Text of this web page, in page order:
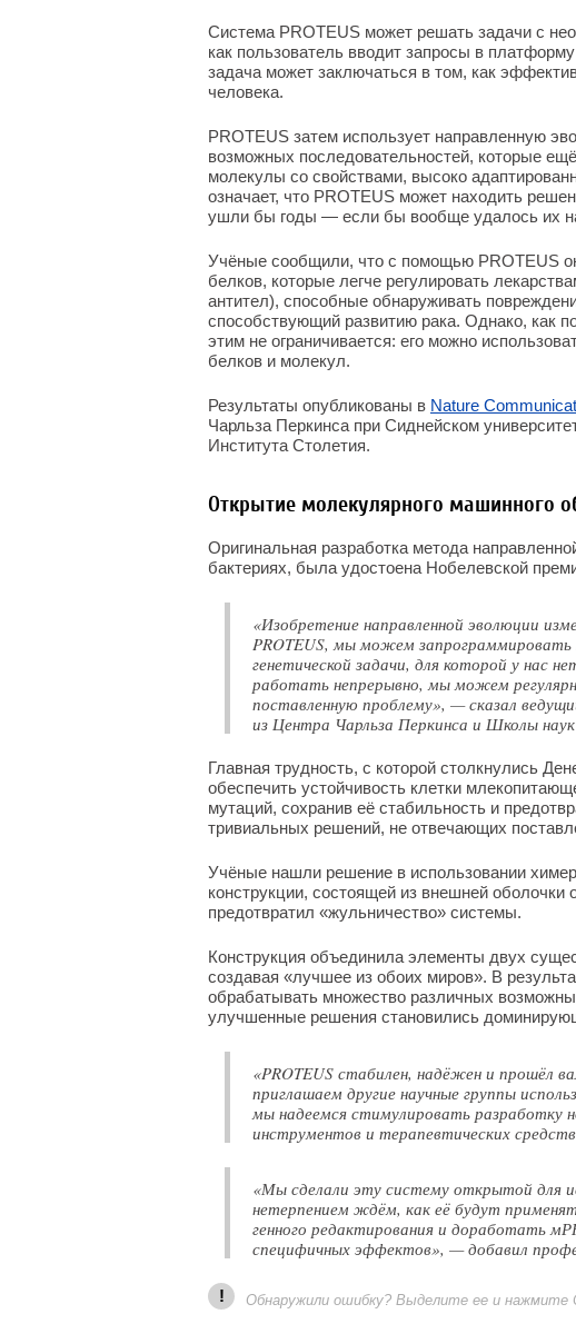
Система PROTEUS может решать задачи с
как пользователь вводит запросы в
задача может заключаться в том, как
человека.
PROTEUS затем использует направленную
возможных последовательностей, которые
молекулы со свойствами, высоко
означает, что PROTEUS может находить
ушли бы годы — если бы вообще удалось их
Учёные сообщили, что с помощью PROTEUS
белков, которые легче регулировать
антител), способные обнаруживать
способствующий развитию рака. Однако, как
этим не ограничивается: его можно
белков и молекул.
Результаты опубликованы в Nature
Чарльза Перкинса при Сиднейском
Института Столетия.
Открытие молекулярного машинного
Оригинальная разработка метода
бактериях, была удостоена Нобелевской
«Изобретение направленной эволюции
PROTEUS, мы можем
генетической задачи, для которой у нас
работать непрерывно, мы можем
поставленную проблему», — сказал
из Центра Чарльза Перкинса и Школы
Главная трудность, с которой столкнулись
обеспечить устойчивость клетки
мутаций, сохранив её стабильность и
тривиальных решений, не отвечающих
Учёные нашли решение в использовании
конструкции, состоящей из внешней оболочки
предотвратил «жульничество» системы.
Конструкция объединила элементы двух
создавая «лучшее из обоих миров». В
обрабатывать множество различных
улучшенные решения становились
«PROTEUS стабилен, надёжен и прошёл
приглашаем другие научные группы
мы надеемся стимулировать разработку
инструментов и терапевтических
«Мы сделали эту систему открытой для
нетерпением ждём, как её будут
генного редактирования и доработать
специфичных эффектов», — добавил
! Обнаружили ошибку? Выделите ее и нажмите